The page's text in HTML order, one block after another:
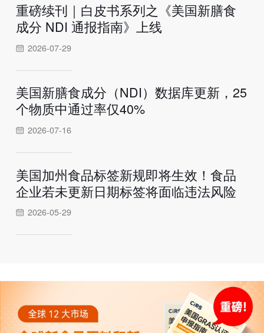
重磅续刊｜白皮书系列之《美国新膳食
成分 NDI 通报指南》上线
2026-07-29
美国新膳食成分（NDI）数据库更新，25
个物质中通过率仅40%
2026-07-16
美国加州食品标签新规即将生效！食品
企业若未更新日期标签将面临违法风险
2026-05-29